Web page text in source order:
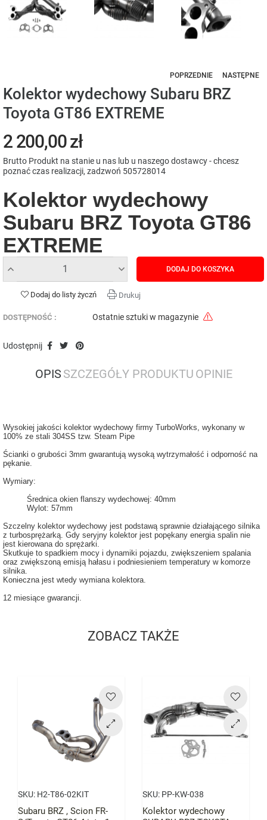
POPRZEDNIE NASTĘPNE
Kolektor wydechowy Subaru BRZ
Toyota GT86 EXTREME
2 200,00 zł
Brutto Produkt na stanie u nas lub u naszego dostawcy - chcesz
poznać czas realizacji, zadzwoń 505728014
Kolektor wydechowy
Subaru BRZ Toyota GT86
EXTREME
DODAJ DO KOSZYKA
Dodaj do listy życzń Drukuj
DOSTĘPNOŚĆ : Ostatnie sztuki w magazynie
Udostępnij
OPIS SZCZEGÓŁY PRODUKTU OPINIE
Wysokiej jakości kolektor wydechowy firmy TurboWorks, wykonany w
100% ze stali 304SS tzw. Steam Pipe
Ścianki o grubości 3mm gwarantują wysoką wytrzymałość i odporność na
pękanie.
Wymiary:
Średnica okien flanszy wydechowej: 40mm
Wylot: 57mm
Szczelny kolektor wydechowy jest podstawą sprawnie działającego silnika
z turbosprężarką. Gdy seryjny kolektor jest popękany energia spalin nie
jest kierowana do sprężarki.
Skutkuje to spadkiem mocy i dynamiki pojazdu, zwiększeniem spalania
oraz zwiększoną emisją hałasu i podniesieniem temperatury w komorze
silnika.
Konieczna jest wtedy wymiana kolektora.
12 miesiące gwarancji.
ZOBACZ TAKŻE
SKU: H2-T86-02KIT
Subaru BRZ , Scion FR-
SKU: PP-KW-038
Kolektor wydechowy